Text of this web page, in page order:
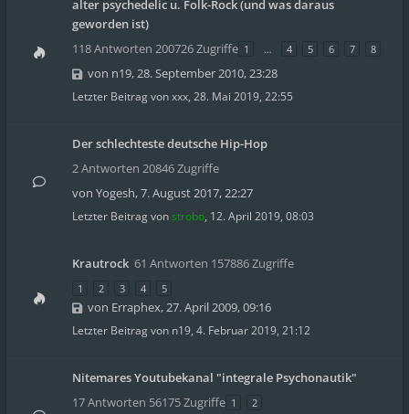
alter psychedelic u. Folk-Rock (und was daraus
geworden ist)
118 Antworten 200726 Zugriffe 1 … 4 5 6 7 8
von n19,28. September 2010, 23:28
Letzter Beitrag vonxxx, 28. Mai 2019, 22:55
Der schlechteste deutsche Hip-Hop
2 Antworten 20846 Zugriffe
von Yogesh,7. August 2017, 22:27
Letzter Beitrag vonstrobo, 12. April 2019, 08:03
Krautrock 61 Antworten 157886 Zugriffe
1 2 3 4 5
von Erraphex,27. April 2009, 09:16
Letzter Beitrag von n19, 4. Februar 2019, 21:12
Nitemares Youtubekanal "integrale Psychonautik"
17 Antworten 56175 Zugriffe 1 2